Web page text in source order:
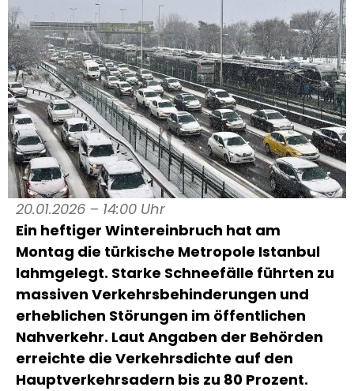
20.01.2026 – 14:00 Uhr
Ein heftiger Wintereinbruch hat am
Montag die türkische Metropole Istanbul
lahmgelegt. Starke Schneefälle führten zu
massiven Verkehrsbehinderungen und
erheblichen Störungen im öffentlichen
Nahverkehr. Laut Angaben der Behörden
erreichte die Verkehrsdichte auf den
Hauptverkehrsadern bis zu 80 Prozent.